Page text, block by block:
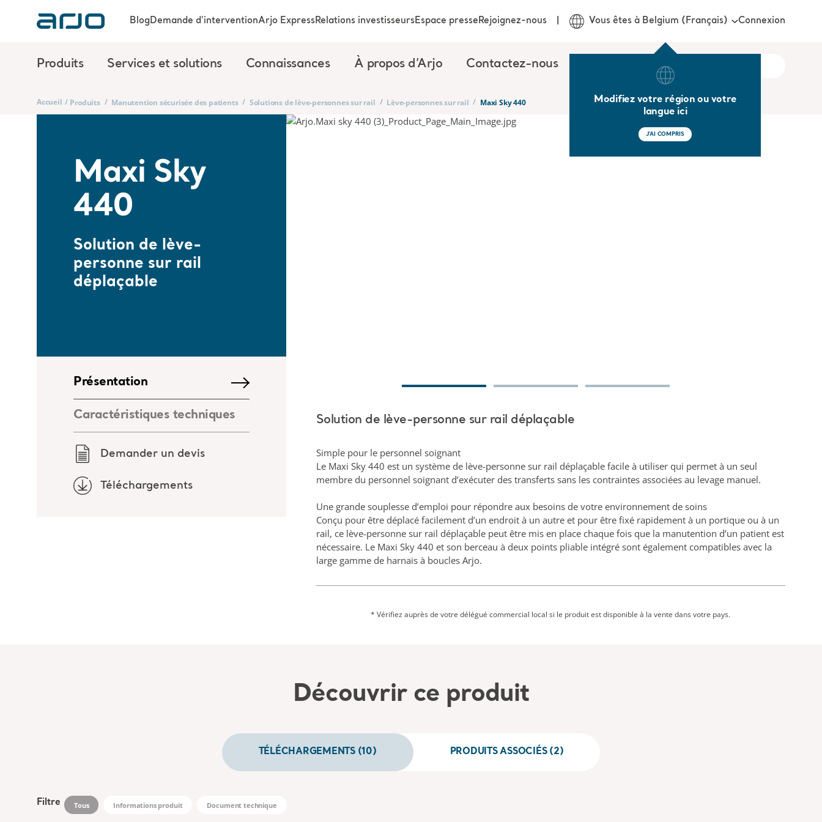
Produits Services et solutions Connaissances À propos d’Arjo Contactez-nous
BlogDemande d'interventionArjo ExpressRelations investisseursEspace presseRejoignez-nous Vous êtes à Belgium (Français)
Modifiez votre région ou votre
langue ici
J'AI COMPRIS
Connexion
Accueil / Produits / Manutention sécurisée des patients / Solutions de lève-personnes sur rail / Lève-personnes sur rail / Maxi Sky 440
Maxi Sky
440
Solution de lève-
personne sur rail
déplaçable
Présentation
Caractéristiques techniques
Demander un devis
Téléchargements
Solution de lève-personne sur rail déplaçable
Simple pour le personnel soignant
Le Maxi Sky 440 est un système de lève-personne sur rail déplaçable facile à utiliser qui permet à un seul
membre du personnel soignant d’exécuter des transferts sans les contraintes associées au levage manuel.
Une grande souplesse d’emploi pour répondre aux besoins de votre environnement de soins
Conçu pour être déplacé facilement d’un endroit à un autre et pour être fixé rapidement à un portique ou à un
rail, ce lève-personne sur rail déplaçable peut être mis en place chaque fois que la manutention d’un patient est
nécessaire. Le Maxi Sky 440 et son berceau à deux points pliable intégré sont également compatibles avec la
large gamme de harnais à boucles Arjo.
* Vérifiez auprès de votre délégué commercial local si le produit est disponible à la vente dans votre pays.
Découvrir ce produit
TÉLÉCHARGEMENTS (10) PRODUITS ASSOCIÉS (2)
Filtre Tous Informations produit Document technique